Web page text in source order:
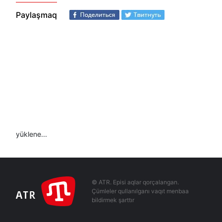
Paylaşmaq
yüklene...
© ATR. Episi aqlar qorçalangan.
Çümleler qullanılganı vaqıt menbaa
bildirmek şarttır